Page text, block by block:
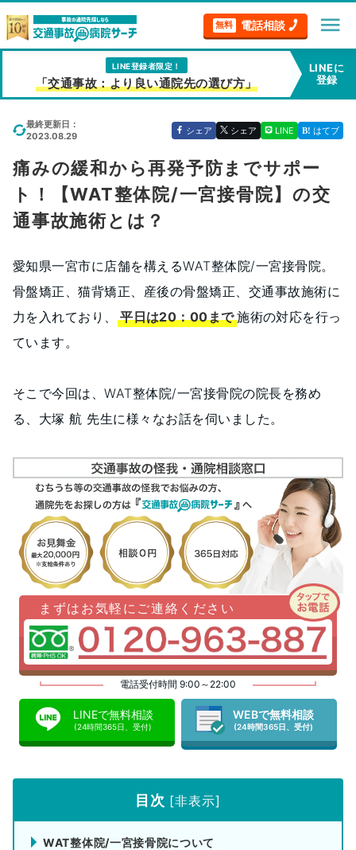
無料 電話相談 menu
LINE登録者限定！
「交通事故：より良い通院先の選び方」
LINEに
登録
最終更新日：
2023.08.29
シェア シェア LINE はてブ
痛みの緩和から再発予防までサポー
ト！【WAT整体院/一宮接骨院】の交
通事故施術とは？
愛知県一宮市に店舗を構えるWAT整体院/一宮接骨院。
骨盤矯正、猫背矯正、産後の骨盤矯正、交通事故施術に
力を入れており、
平日は20：00まで施術の対応を行っ
ています。
そこで今回は、WAT整体院/一宮接骨院の院長を務め
る、大塚 航 先生に様々なお話を伺いました。
まずはお気軽にご連絡ください
電話受付時間 9:00～22:00
LINEで無料相談
(24時間365日、受付)
WEBで無料相談
(24時間365日、受付)
目次 [非表示]
WAT整体院/一宮接骨院について